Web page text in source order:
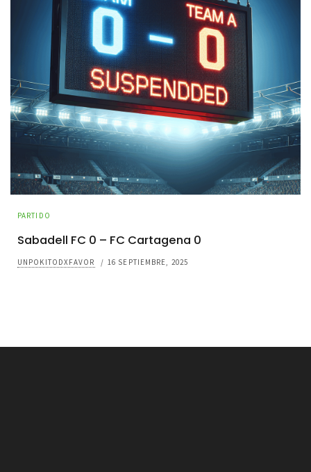
PARTIDO
Sabadell FC 0 – FC Cartagena 0
UNPOKITODXFAVOR / 16 SEPTIEMBRE, 2025